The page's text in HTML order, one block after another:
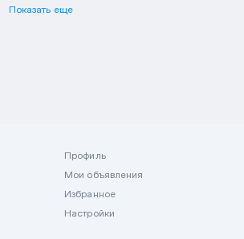
Показать еще
Профиль
Мои объявления
Избранное
Настройки